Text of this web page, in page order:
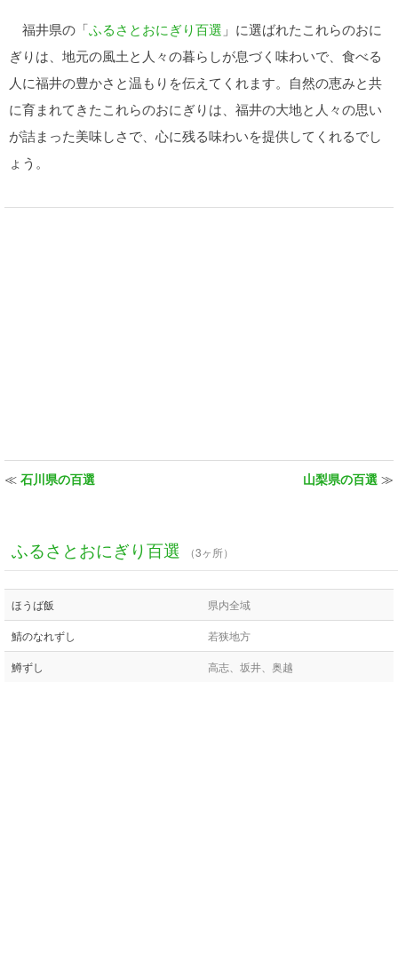
福井県の「ふるさとおにぎり百選 」に選ばれたこれらのおに
ぎりは、地元の風土と人々の暮らしが息づく味わいで、食べる
人に福井の豊かさと温もりを伝えてくれます。自然の恵みと共
に育まれてきたこれらのおにぎりは、福井の大地と人々の思い
が詰まった美味しさで、心に残る味わいを提供してくれるでし
ょう。
≪ 石川県の百選 山梨県の百選 ≫
ふるさとおにぎり百選 （3ヶ所）
ほうば飯 県内全域
鯖のなれずし 若狭地方
鱒ずし 高志、坂井、奥越